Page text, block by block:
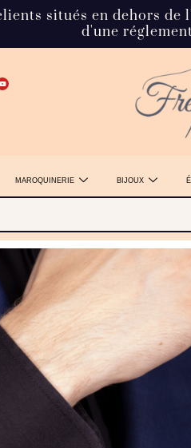
situés en dehors
d'une
MAROQUINERIE BIJOUX